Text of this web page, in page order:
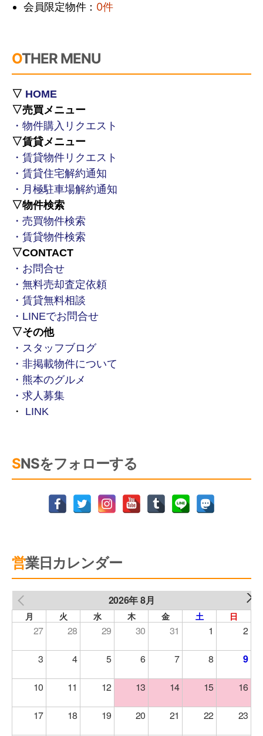
（２）ご本人様から直接書面以外により取得
する個人情報（非開示）
＜他社サイト（レインズ・アットホーム）にご
登録頂いたお客様に関する個人情報＞
不動産の売買・仲介・賃貸・管理等の取
引に関する契約の履行・情報・サービス
の提供
上記１の情報・サービス提供のための郵
便物・電話・電子メール等により営業活
動およびマーケティング（アンケートの
お願い等）活動・顧客動向分析または商
品開発等の調査分析
お客様とのコミュニケーション
＜自治体より取得する工事現場周辺住民の皆様
に関する個人情報＞
近隣住民説明会開催のための連絡・コミュニ
ケーション
当社は、当社が取り扱う不動産関連情報や快適
な暮らしのご提案を適切にご提供するため個人
情報の取り扱いについて第三者に業務を委託す
る場合があります。 委託先に対し、必要な範囲
報漏えい防止等を契約で義務付けるなど、適切
な措置を講じます。
4.個人情報の第三者への提供
当社が保有する個人情報は、以下の場合を除
住所・電話番号等の所要事項について書面・郵
便物・電子メール等により下記の第三者に提供
させていただく場合があります。
会員限定物件： 0件
OTHER MENU
▽ HOME
▽売買メニュー
・物件購入リクエスト
▽賃貸メニュー
・賃貸物件リクエスト
・賃貸住宅解約通知
・月極駐車場解約通知
▽物件検索
・売買物件検索
・賃貸物件検索
▽CONTACT
・お問合せ
・無料売却査定依頼
・賃貸無料相談
・LINEでお問合せ
▽その他
・スタッフブログ
・非掲載物件について
・熊本のグルメ
・求人募集
・ LINK
SNSをフォローする
営業日カレンダー
2026年 8月
月 火 水 木 金 土 日
27 28 29 30 31 1 2
3 4 5 6 7 8 9
10 11 12 13 14 15 16
17 18 19 20 21 22 23